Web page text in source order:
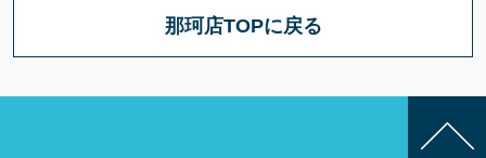
那珂店TOPに戻る